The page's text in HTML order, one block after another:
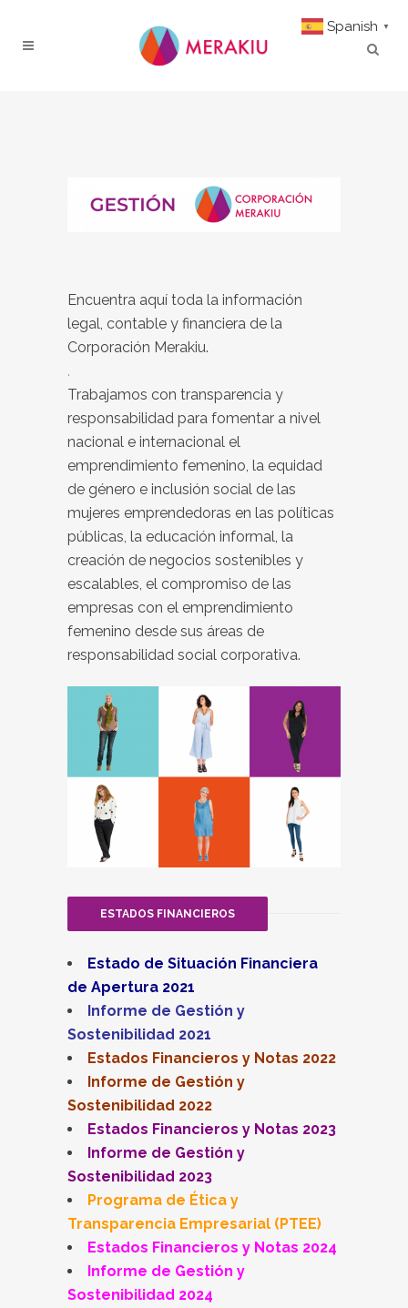
Encuentra aquí toda la información
legal, contable y financiera de la
Corporación Merakiu.
.
Trabajamos con transparencia y
responsabilidad para fomentar a nivel
nacional e internacional el
emprendimiento femenino, la equidad
de género e inclusión social de las
mujeres emprendedoras en las políticas
públicas, la educación informal, la
creación de negocios sostenibles y
escalables, el compromiso de las
empresas con el emprendimiento
femenino desde sus áreas de
responsabilidad social corporativa.
ESTADOS FINANCIEROS
Estado de Situación Financiera
de Apertura 2021
Informe de Gestión y
Sostenibilidad 2021
Estados Financieros y Notas 2022
Informe de Gestión y
Sostenibilidad 2022
Estados Financieros y Notas 2023
Informe de Gestión y
Sostenibilidad 2023
Programa de Ética y
Transparencia Empresarial (PTEE)
Estados Financieros y Notas 2024
Informe de Gestión y
Sostenibilidad 2024
Spanish ▼